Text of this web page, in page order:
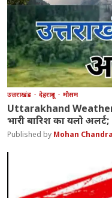
उत्तराखंड देहरादून मौसम
Uttarakhand
भारी बारिश का यलो
Mohan